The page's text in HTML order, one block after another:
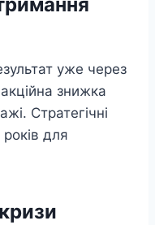
уже через
знижка
Стратегічні
для